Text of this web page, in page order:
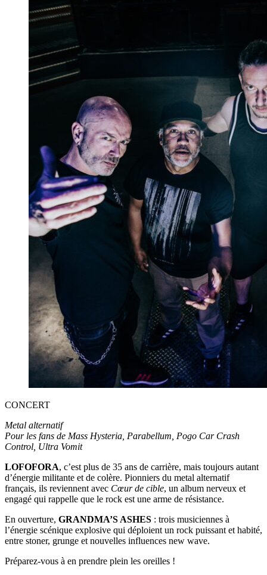
CONCERT
Metal alternatif
Pour les fans de Mass Hysteria, Parabellum, Pogo Car Crash
Control, Ultra Vomit
LOFOFORA, c’est plus de 35 ans de carrière, mais toujours autant
d’énergie militante et de colère. Pionniers du metal alternatif
français, ils reviennent avec Cœur de cible, un album nerveux et
engagé qui rappelle que le rock est une arme de résistance.
En ouverture, GRANDMA’S ASHES : trois musiciennes à
l’énergie scénique explosive qui déploient un rock puissant et habité,
entre stoner, grunge et nouvelles influences new wave.
Préparez-vous à en prendre plein les oreilles !